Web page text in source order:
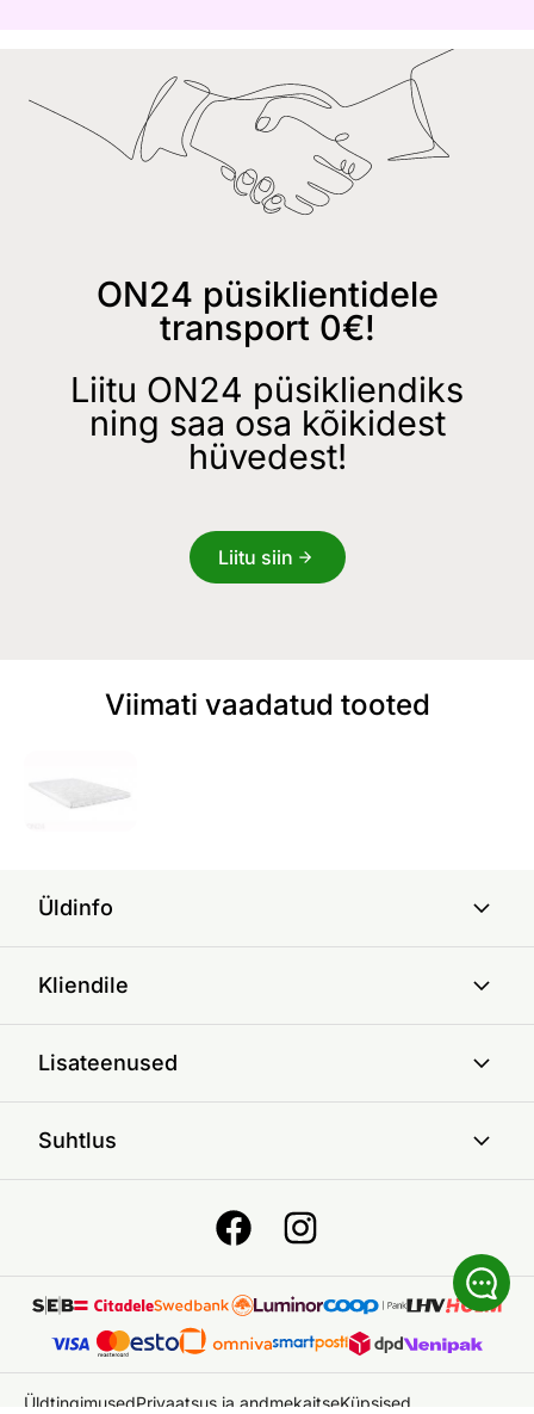
ON24 püsiklientidele
transport 0€!
Liitu ON24 püsikliendiks
ning saa osa kõikidest
hüvedest!
Liitu siin
Viimati vaadatud tooted
Üldinfo
Kliendile
Lisateenused
Suhtlus
ÜldtingimusedPrivaatsus ja andmekaitseKüpsised